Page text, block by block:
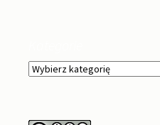
Kategorie